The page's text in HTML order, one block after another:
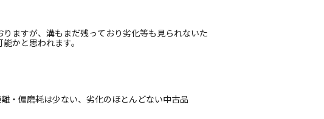
ますが、溝もまだ残っており劣化等も見られないた
かと思われます。
離・偏磨耗は少ない、劣化のほとんどない中古品